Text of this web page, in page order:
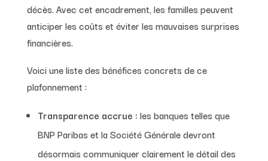
décès. Avec cet encadrement, les familles peuvent
anticiper les coûts et éviter les mauvaises surprises
financières.
Voici une liste des bénéfices concrets de ce
plafonnement :
Transparence accrue : les banques telles que
BNP Paribas et la Société Générale devront
désormais communiquer clairement le détail des